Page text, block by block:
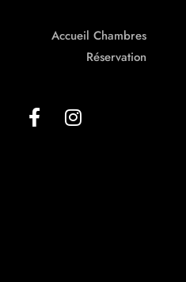
Accueil Chambres
Réservation